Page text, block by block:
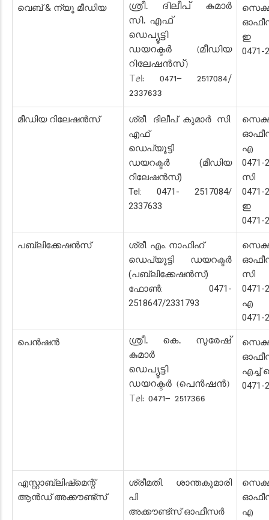
വെബ് & ന്യൂ മീഡിയ
ശ്രീ. ദിലീപ് കുമാര്‍
സി. എഫ്‌
ഡെപ്യൂട്ടി
ഡയറക്ടർ (മീഡിയ
റിലേഷൻസ്)
Tel: 0471- 2517084/
2337633
ഇ
0471-
മീഡിയ റിലേഷൻസ്
ശ്രീ. ദിലീപ് കുമാര്‍ സി.
എഫ്‌
ഡെപ്യൂട്ടി
ഡയറക്ടർ (മീഡിയ
റിലേഷൻസ്)
Tel: 0471- 2517084/
2337633
എ
0471-
സി
0471-
ഇ
0471-
പബ്ലിക്കേഷൻസ്
ശ്രീ. എം. നാഫിഹ്
ഡെപ്യൂട്ടി ഡയറക്ടർ
(പബ്ലിക്കേഷൻസ്)
ഫോൺ: 0471-
2518647/2331793
സി
0471-
എ
0471-
പെൻഷൻ
ശ്രീ. കെ. സുരേഷ്
കുമാർ
ഡെപ്യൂട്ടി
ഡയറക്ടർ (പെൻഷൻ)
Tel: 0471- 2517366
എച്ച്
0471-
എസ്റ്റാബ്ലിഷ്‌മെന്റ്
ആൻഡ് അക്കൗണ്ട്സ്
ശ്രീമതി. ശാന്തകുമാരി
പി
അക്കൗണ്ട്സ് ഓഫീസർ
എ